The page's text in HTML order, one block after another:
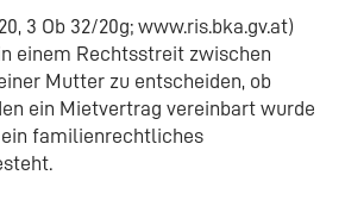
3 Ob 32/20g; www.ris.bka.gv.at)
einem Rechtsstreit zwischen
Mutter zu entscheiden, ob
ein Mietvertrag vereinbart wurde
familienrechtliches